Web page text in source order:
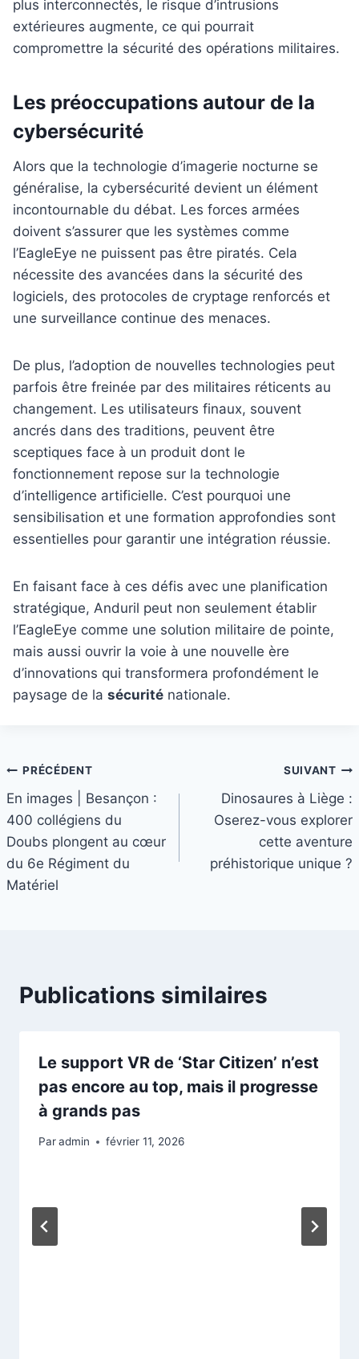
plus interconnectés, le risque d’intrusions
extérieures augmente, ce qui pourrait
compromettre la sécurité des opérations militaires.
Les préoccupations autour de la
cybersécurité
Alors que la technologie d’imagerie nocturne se
généralise, la cybersécurité devient un élément
incontournable du débat. Les forces armées
doivent s’assurer que les systèmes comme
l’EagleEye ne puissent pas être piratés. Cela
nécessite des avancées dans la sécurité des
logiciels, des protocoles de cryptage renforcés et
une surveillance continue des menaces.
De plus, l’adoption de nouvelles technologies peut
parfois être freinée par des militaires réticents au
changement. Les utilisateurs finaux, souvent
ancrés dans des traditions, peuvent être
sceptiques face à un produit dont le
fonctionnement repose sur la technologie
d’intelligence artificielle. C’est pourquoi une
sensibilisation et une formation approfondies sont
essentielles pour garantir une intégration réussie.
En faisant face à ces défis avec une planification
stratégique, Anduril peut non seulement établir
l’EagleEye comme une solution militaire de pointe,
mais aussi ouvrir la voie à une nouvelle ère
d’innovations qui transformera profondément le
paysage de la sécurité nationale.
Navigation
de
l’article
PRÉCÉDENT
En images | Besançon :
400 collégiens du
Doubs plongent au cœur
du 6e Régiment du
Matériel
SUIVANT
Dinosaures à Liège :
Oserez-vous explorer
cette aventure
préhistorique unique ?
Publications similaires
Le support VR de ‘Star Citizen’ n’est
pas encore au top, mais il progresse
à grands pas
Paradmin février 11, 2026